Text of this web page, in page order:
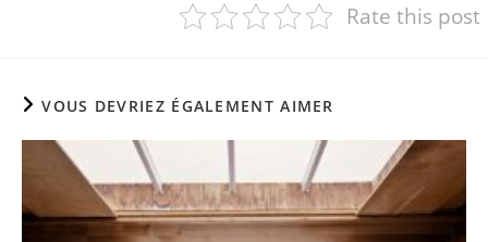
Rate this post
VOUS DEVRIEZ ÉGALEMENT AIMER